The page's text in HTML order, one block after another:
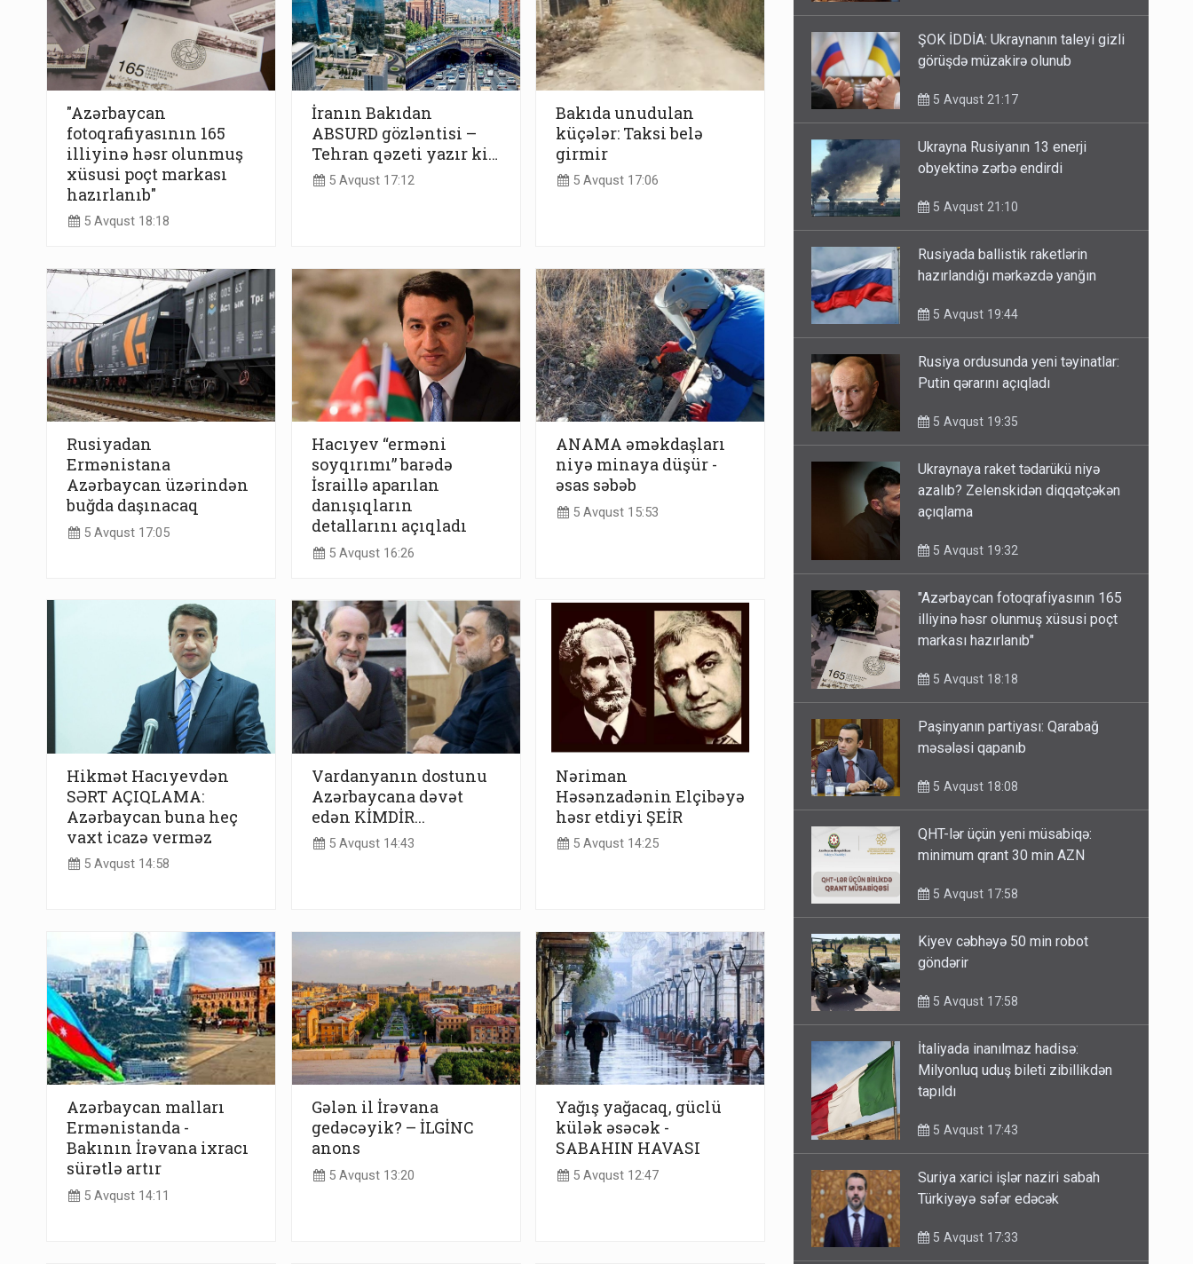
"Azərbaycan
fotoqrafiyasının 165
illiyinə həsr olunmuş
xüsusi poçt markası
hazırlanıb"
5 Avqust 18:18
İranın Bakıdan
ABSURD gözləntisi –
Tehran qəzeti yazır ki…
5 Avqust 17:12
Bakıda unudulan
küçələr: Taksi belə
girmir
5 Avqust 17:06
Rusiyadan
Ermənistana
Azərbaycan üzərindən
buğda daşınacaq
5 Avqust 17:05
Hacıyev “erməni
soyqırımı” barədə
İsraillə aparılan
danışıqların
detallarını açıqladı
5 Avqust 16:26
ANAMA əməkdaşları
niyə minaya düşür -
əsas səbəb
5 Avqust 15:53
Hikmət Hacıyevdən
SƏRT AÇIQLAMA:
Azərbaycan buna heç
vaxt icazə verməz
5 Avqust 14:58
Vardanyanın dostunu
Azərbaycana dəvət
edən KİMDİR...
5 Avqust 14:43
Nəriman
Həsənzadənin Elçibəyə
həsr etdiyi ŞEİR
5 Avqust 14:25
Azərbaycan malları
Ermənistanda -
Bakının İrəvana ixracı
sürətlə artır
5 Avqust 14:11
Gələn il İrəvana
gedəcəyik? – İLGİNC
anons
5 Avqust 13:20
Yağış yağacaq, güclü
külək əsəcək -
SABAHIN HAVASI
5 Avqust 12:47
ŞOK İDDİA: Ukraynanın taleyi gizli
Ukrayna Rusiyanın 13 enerji
Rusiyada ballistik raketlərin
Rusiya ordusunda yeni təyinatlar:
Ukraynaya raket tədarükü niyə
azalıb? Zelenskidən diqqətçəkən
"Azərbaycan fotoqrafiyasının 165
illiyinə həsr olunmuş xüsusi poçt
Paşinyanın partiyası: Qarabağ
QHT-lər üçün yeni müsabiqə:
Kiyev cəbhəyə 50 min robot
İtaliyada inanılmaz hadisə:
Milyonluq uduş bileti zibillikdən
Suriya xarici işlər naziri sabah